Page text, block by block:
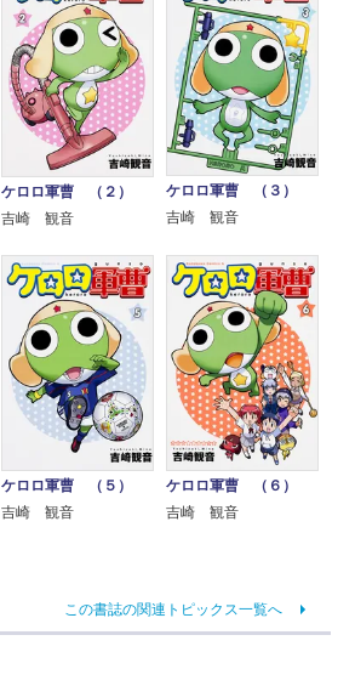
ケロロ軍曹 （２）
吉崎 観音
ケロロ軍曹 （３）
吉崎 観音
ケロロ軍曹 （５）
吉崎 観音
ケロロ軍曹 （６）
吉崎 観音
この書誌の関連トピックス一覧へ